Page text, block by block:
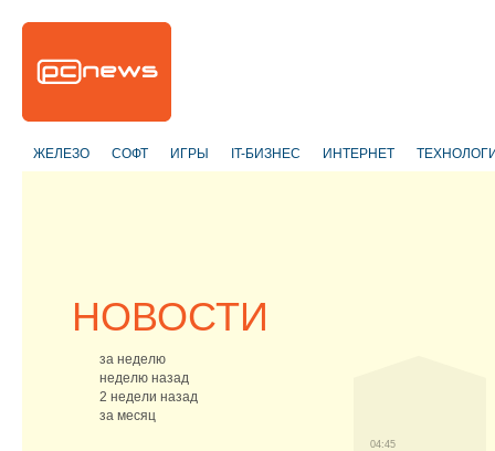
ЖЕЛЕЗО СОФТ ИГРЫ IT-БИЗНЕС ИНТЕРНЕТ
НОВОСТИ
за неделю
неделю назад
2 недели назад
за месяц
04:45